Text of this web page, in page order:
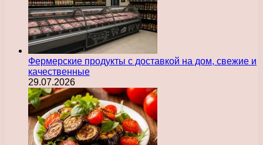
Фермерские продукты с доставкой на дом, свежие и
качественные
29.07.2026